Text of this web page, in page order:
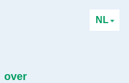
NL
over